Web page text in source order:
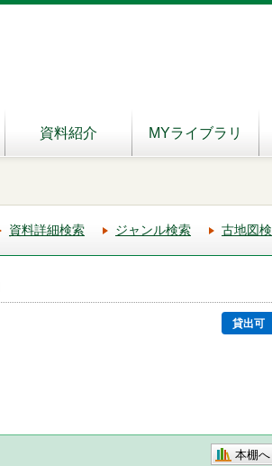
資料紹介 MYライブラリ
資料詳細検索 ジャンル検索 古地図
貸出可
本棚へ